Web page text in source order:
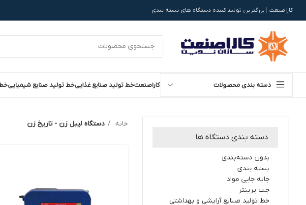
کاراصنعت | بزرگترین تولید کننده دستگاه های بسته بندی
دسته بندی محصولات کاراصنعتخط تولید صنایع غذاییخط تولید صنایع شیمیاییخط
دسته بندی دستگاه ها
بدون دسته‌بندی
بسته بندی
جابه جایی مواد
جت پرینتر
خط تولید صنایع آرایشی و بهداشتی
خانه دستگاه لیبل زن - تاریخ زن